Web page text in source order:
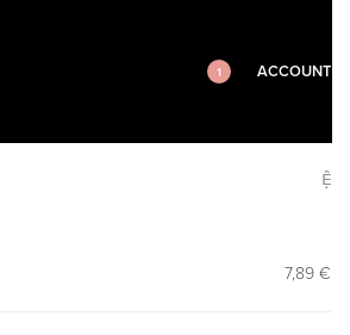
1 ACCOUNT
7,89€